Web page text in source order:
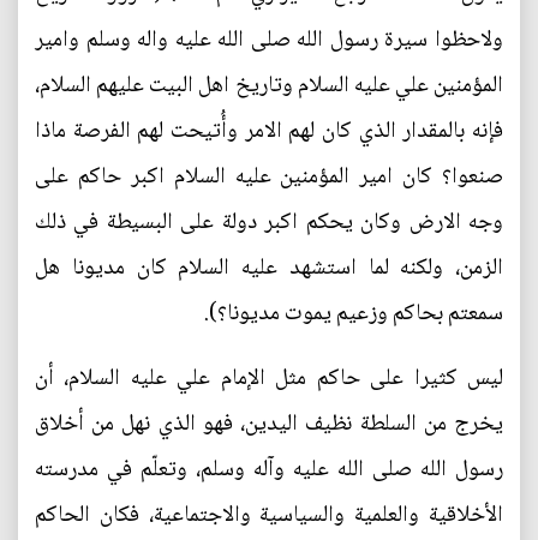
ولاحظوا سيرة رسول الله صلى الله عليه واله وسلم وامير
المؤمنين علي عليه السلام وتاريخ اهل البيت عليهم السلام،
فإنه بالمقدار الذي كان لهم الامر وأُتيحت لهم الفرصة ماذا
صنعوا؟ كان امير المؤمنين عليه السلام اكبر حاكم على
وجه الارض وكان يحكم اكبر دولة على البسيطة في ذلك
الزمن، ولكنه لما استشهد عليه السلام كان مديونا هل
سمعتم بحاكم وزعيم يموت مديونا؟).
ليس كثيرا على حاكم مثل الإمام علي عليه السلام، أن
يخرج من السلطة نظيف اليدين، فهو الذي نهل من أخلاق
رسول الله صلى الله عليه وآله وسلم، وتعلّم في مدرسته
الأخلاقية والعلمية والسياسية والاجتماعية، فكان الحاكم